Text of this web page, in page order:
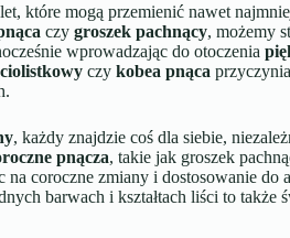
które mogą przemienić nawet
czy groszek pachnący, możemy
wprowadzając do otoczenia
czy kobea pnąca
, każdy znajdzie coś dla siebie,
pnącza, takie jak groszek
coroczne zmiany i dostosowanie
barwach i kształtach liści to także